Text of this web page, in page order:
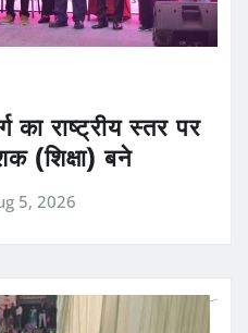
राष्ट्रीय स्तर पर
(शिक्षा) बने
5, 2026